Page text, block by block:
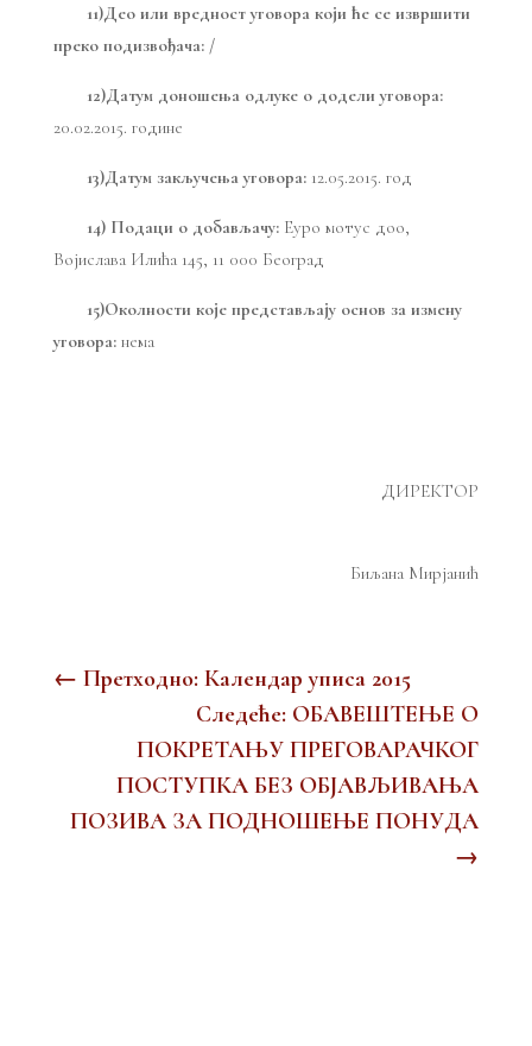
11)Део или вредност уговора који ће се извршити
преко подизвођача: /
12)Датум доношења одлуке о додели уговора:
20.02.2015. године
13)Датум закључења уговора: 12.05.2015. год
14) Подаци о добављачу: Еуро мотус доо,
Војислава Илића 145, 11 000 Београд
15)Околности које представљају основ за измену
уговора: нема
ДИРЕКТОР
Биљана Мирјанић
← Претходно: Календар уписа 2015
Следеће: ОБАВЕШТЕЊЕ О
ПОКРЕТАЊУ ПРЕГОВАРАЧКОГ
ПОСТУПКА БЕЗ ОБЈАВЉИВAЊА
ПОЗИВА ЗА ПОДНОШЕЊЕ ПОНУДА
→